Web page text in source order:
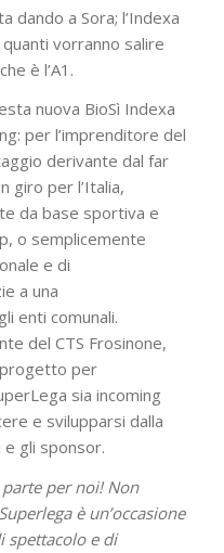
dando a Sora; l’Indexa
vorranno salire
è l’A1.
nuova BioSì Indexa
per l’imprenditore del
derivante dal far
giro per l’Italia,
da base sportiva e
o semplicemente
e di
a una
enti comunali.
del CTS Frosinone,
per
sia incoming
e svilupparsi dalla
gli sponsor.
parte per noi! Non
è un’occasione
spettacolo e di